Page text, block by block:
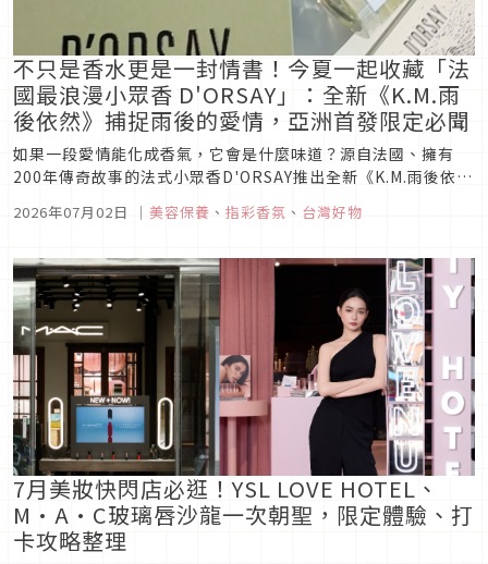
不只是香水更是一封情書！今夏一起收藏「法
國最浪漫小眾香 D'ORSAY」：全新《K.M.雨
後依然》捕捉雨後的愛情，亞洲首發限定必聞
如果一段愛情能化成香氣，它會是什麼味道？源自法國、擁有
200年傳奇故事的法式小眾香D'ORSAY推出全新《K.M.雨後依然
藝術亞洲首發登場，7月31日前購買50ml再送限定風呂敷巾，
2026年07月02日 ｜ 美容保養 、 指彩香氛 、 台灣好物
7月美妝快閃店必逛！YSL LOVE HOTEL、
M·A·C玻璃唇沙龍一次朝聖，限定體驗、打
卡攻略整理